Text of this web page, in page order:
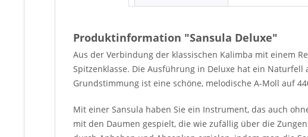
Produktinformation "Sansula Deluxe"
Aus der Verbindung der klassischen Kalimba mit einem
Spitzenklasse. Die Ausführung in Deluxe hat ein
Grundstimmung ist eine schöne, melodische A-Moll auf
Mit einer Sansula haben Sie ein Instrument, das auch
mit den Daumen gespielt, die wie zufällig über die